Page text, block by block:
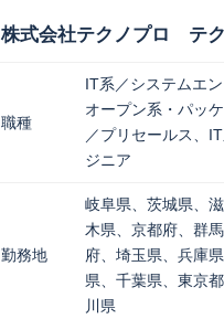
株式会社テクノプロ テ
職種
IT系／システムエ
オープン系・パッ
／プリセールス、
ジニア
勤務地
岐阜県、茨城県、
木県、京都府、群
府、埼玉県、兵庫
県、千葉県、東京
川県